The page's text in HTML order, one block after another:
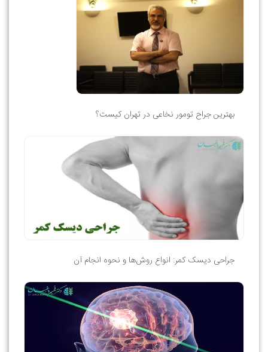
بهترین جراح تومور نخاعی در تهران کیست؟
جراحی دیسک کمر: انواع روش‌ها و نحوه انجام آن